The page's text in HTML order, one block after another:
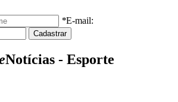
*E-mail:
Notícias - Esporte